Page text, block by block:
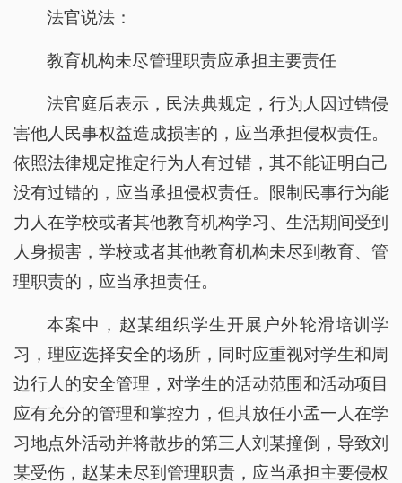
法官说法：
教育机构未尽管理职责应承担主要责任
法官庭后表示，民法典规定，行为人因过错侵
害他人民事权益造成损害的，应当承担侵权责任。
依照法律规定推定行为人有过错，其不能证明自己
没有过错的，应当承担侵权责任。限制民事行为能
力人在学校或者其他教育机构学习、生活期间受到
人身损害，学校或者其他教育机构未尽到教育、管
理职责的，应当承担责任。
本案中，赵某组织学生开展户外轮滑培训学
习，理应选择安全的场所，同时应重视对学生和周
边行人的安全管理，对学生的活动范围和活动项目
应有充分的管理和掌控力，但其放任小孟一人在学
习地点外活动并将散步的第三人刘某撞倒，导致刘
某受伤，赵某未尽到管理职责，应当承担主要侵权